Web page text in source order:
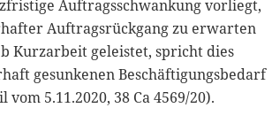
Auftragsschwankung vorliegt,
Auftragsrückgang zu erwarten
Kurzarbeit geleistet, spricht dies
gesunkenen Beschäftigungsbedarf
5.11.2020, 38 Ca 4569/20).